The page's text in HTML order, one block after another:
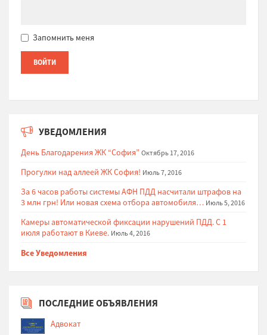
Запомнить меня
УВЕДОМЛЕНИЯ
День Благодарения ЖК “София” Октябрь 17, 2016
Прогулки над аллеей ЖК София! Июль 7, 2016
За 6 часов работы системы АФН ПДД насчитали штрафов на
3 млн грн! Или новая схема отбора автомобиля… Июль 5, 2016
Камеры автоматической фиксации нарушений ПДД. С 1
июля работают в Киеве. Июль 4, 2016
Все Уведомления
ПОСЛЕДНИЕ ОБЪЯВЛЕНИЯ
Адвокат